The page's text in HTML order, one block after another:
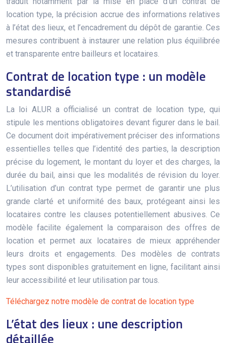
location type, la précision accrue des informations relatives
à l’état des lieux, et l’encadrement du dépôt de garantie. Ces
mesures contribuent à instaurer une relation plus équilibrée
et transparente entre bailleurs et locataires.
Contrat de location type : un modèle
standardisé
La loi ALUR a officialisé un contrat de location type, qui
stipule les mentions obligatoires devant figurer dans le bail.
Ce document doit impérativement préciser des informations
essentielles telles que l’identité des parties, la description
précise du logement, le montant du loyer et des charges, la
durée du bail, ainsi que les modalités de révision du loyer.
L’utilisation d’un contrat type permet de garantir une plus
grande clarté et uniformité des baux, protégeant ainsi les
locataires contre les clauses potentiellement abusives. Ce
modèle facilite également la comparaison des offres de
location et permet aux locataires de mieux appréhender
leurs droits et engagements. Des modèles de contrats
types sont disponibles gratuitement en ligne, facilitant ainsi
leur accessibilité et leur utilisation par tous.
Téléchargez notre modèle de contrat de location type
L’état des lieux : une description
détaillée